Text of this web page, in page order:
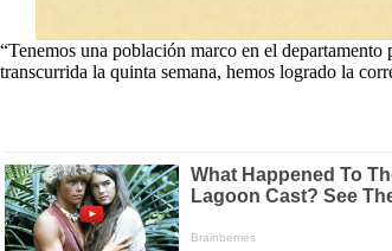
“Tenemos una población marco en el
transcurrida la quinta semana, hemos logrado la